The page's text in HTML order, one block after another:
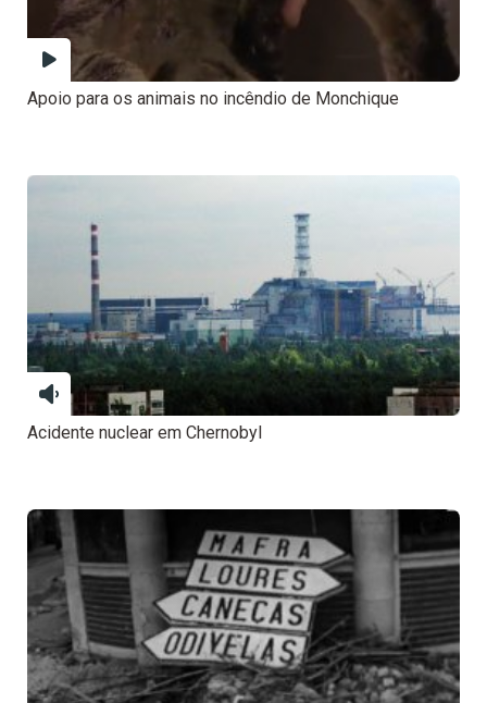
Apoio para os animais no incêndio de Monchique
Acidente nuclear em Chernobyl